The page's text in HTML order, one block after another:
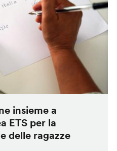
insieme a
ETS per la
delle ragazze